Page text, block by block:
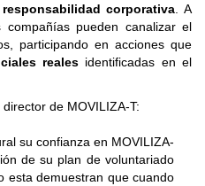
corporativa. A
pueden canalizar el
participando en acciones que
reales identificadas en el
director de MOVILIZA-T:
su confianza en MOVILIZA-
de su plan de voluntariado
esta demuestran que cuando